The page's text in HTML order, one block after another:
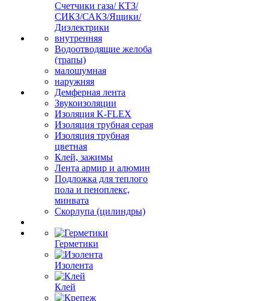
Счетчики газа/ КТЗ/
СИКЗ/САКЗ/Ящики/
Диэлектрики
внутренняя
Водоотводящие желоба
(трапы)
малошумная
наружняя
Демферная лента
Звукоизоляции
Изоляция K-FLEX
Изоляция трубная серая
Изоляция трубная
цветная
Клей, зажимы
Лента армир и алюмин
Подложка для теплого
пола и пеноплекс,
минвата
Скорлупа (цилиндры)
Герметики
Изолента
Клей